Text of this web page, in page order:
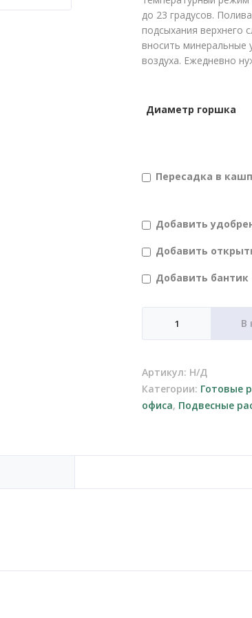
до 23 градусов.
подсыхания верхнего
вносить минеральные
воздуха. Ежедневно
Диаметр горшка
Пересадка в
Добавить
Добавить
Добавить бантик
товара
кашпо
с
автополивом
В
Артикул: Н/Д
Категории: Готовые
офиса, Подвесные